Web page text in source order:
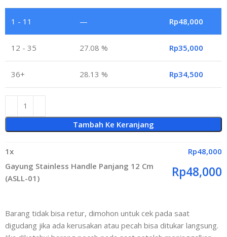
1 - 11 — Rp48,000
12 - 35 27.08 % Rp35,000
36+ 28.13 % Rp34,500
Tambah Ke Keranjang
1x Rp48,000
Gayung Stainless Handle Panjang 12 Cm
(ASLL-01)
Rp48,000
Barang tidak bisa retur, dimohon untuk cek pada saat
digudang jika ada kerusakan atau pecah bisa ditukar langsung.